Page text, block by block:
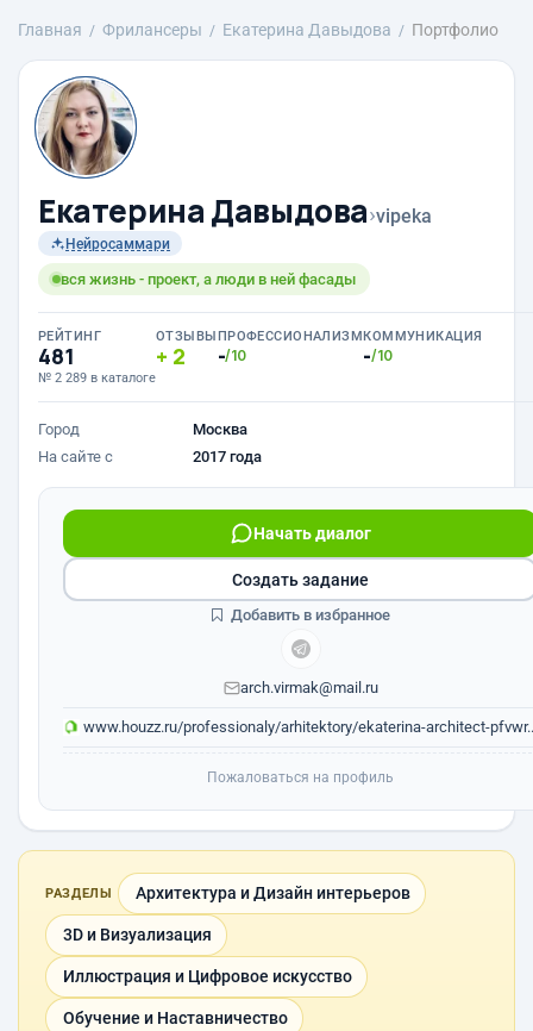
Главная Фрилансеры Екатерина Давыдова Портфолио
Екатерина Давыдова›vipeka
Нейросаммари
вся жизнь - проект, а люди в ней фасады
РЕЙТИНГ
481
№ 2 289 в каталоге
ОТЗЫВЫ
2
ПРОФЕССИОНАЛИЗМ
-/10
КОММУНИКАЦИЯ
-/10
Город
Москва
На сайте с
2017 года
Начать диалог
arch.virmak@mail.ru
www.houzz.ru/professionaly/arhitektory/ekaterina-architect-
Создать задание
Добавить в избранное
Пожаловаться на профиль
РАЗДЕЛЫ Архитектура и Дизайн интерьеров
3D и Визуализация
Иллюстрация и Цифровое искусство
Обучение и Наставничество